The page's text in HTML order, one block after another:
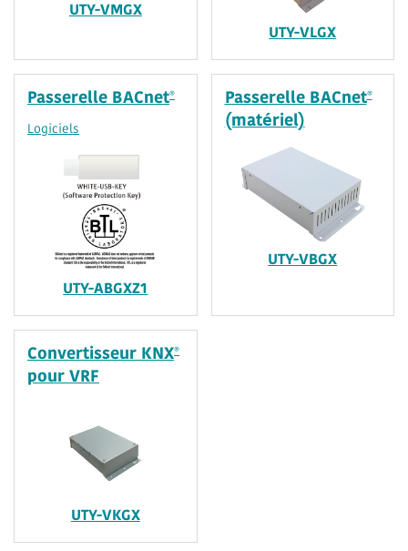
UTY-VMGX
UTY-VLGX
Passerelle BACnet®
Logiciels
UTY-ABGXZ1
Passerelle BACnet®
(matériel)
UTY-VBGX
Convertisseur KNX®
pour VRF
UTY-VKGX